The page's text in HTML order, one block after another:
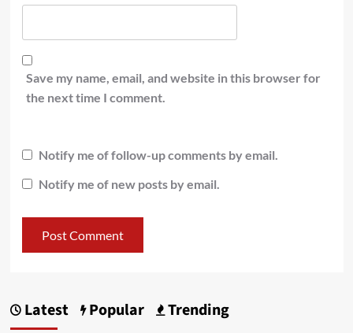
Save my name, email, and website in this browser for
the next time I comment.
Notify me of follow-up comments by email.
Notify me of new posts by email.
Latest Popular Trending